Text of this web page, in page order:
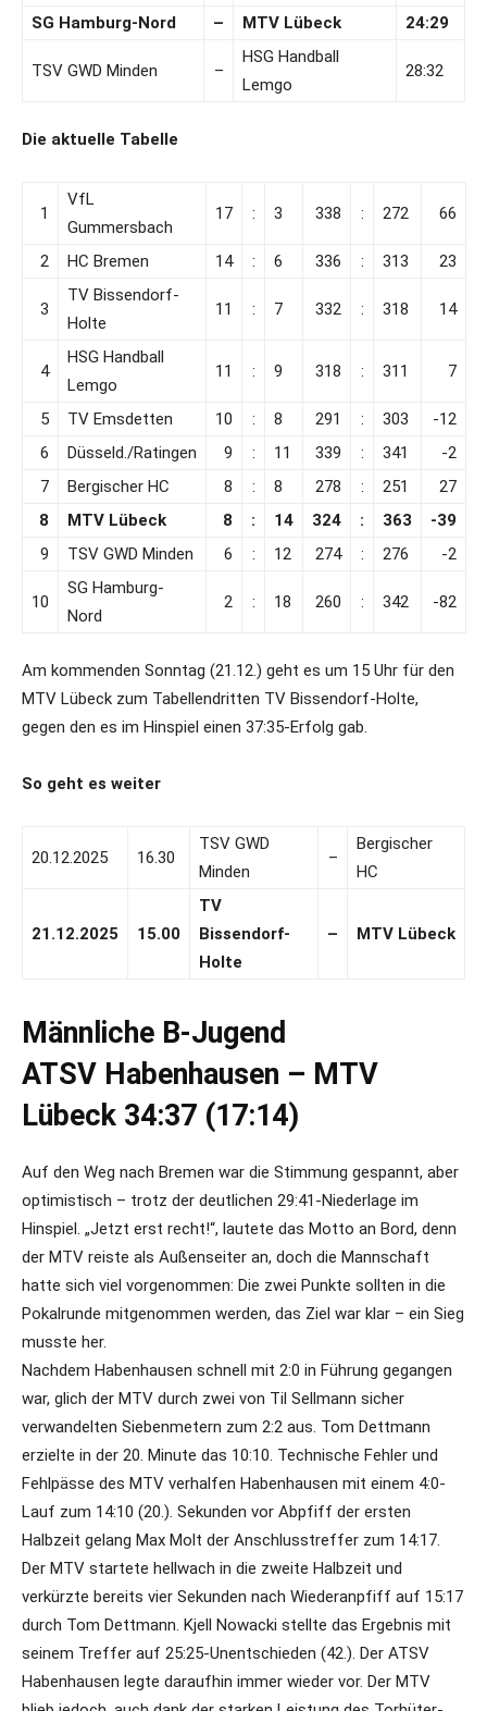
SG Hamburg-Nord
– MTV Lübeck 24:29
TSV GWD Minden –
HSG Handball
Lemgo
28:32
Die aktuelle Tabelle
1
VfL
Gummersbach
17 : 3 338 : 272 66
2 HC Bremen 14 : 6 336 : 313 23
3
TV Bissendorf-
Holte
11 : 7 332 : 318 14
4
HSG Handball
Lemgo
11 : 9 318 : 311 7
5 TV Emsdetten 10 : 8 291 : 303
-12
6
Düsseld./Ratingen 9 : 11 339 : 341
-2
7
Bergischer HC 8 : 8 278 : 251
27
8
MTV Lübeck 8 : 14 324 : 363
-39
9
TSV GWD Minden 6 : 12 274 : 276 -2
10
SG Hamburg-
Nord
2 : 18 260 : 342 -82
Am kommenden Sonntag (21.12.) geht es um 15 Uhr für den
MTV Lübeck zum Tabellendritten TV Bissendorf-Holte,
gegen den es im Hinspiel einen 37:35-Erfolg gab.
So geht es weiter
20.12.2025 16.30
TSV GWD
Minden
–
Bergischer
HC
21.12.2025 15.00
TV
Bissendorf-
Holte
– MTV Lübeck
Männliche B-Jugend
ATSV Habenhausen – MTV
Lübeck 34:37 (17:14)
Auf den Weg nach Bremen war die Stimmung gespannt, aber
optimistisch – trotz der deutlichen 29:41-Niederlage im
Hinspiel. „Jetzt erst recht!“, lautete das Motto an Bord, denn
der MTV reiste als Außenseiter an, doch die Mannschaft
hatte sich viel vorgenommen: Die zwei Punkte sollten in die
Pokalrunde mitgenommen werden, das Ziel war klar – ein Sieg
musste her.
Nachdem Habenhausen schnell mit 2:0 in Führung gegangen
war, glich der MTV durch zwei von Til Sellmann sicher
verwandelten Siebenmetern zum 2:2 aus. Tom Dettmann
erzielte in der 20. Minute das 10:10. Technische Fehler und
Fehlpässe des MTV verhalfen Habenhausen mit einem 4:0-
Lauf zum 14:10 (20.). Sekunden vor Abpfiff der ersten
Halbzeit gelang Max Molt der Anschlusstreffer zum 14:17.
Der MTV startete hellwach in die zweite Halbzeit und
verkürzte bereits vier Sekunden nach Wiederanpfiff auf 15:17
durch Tom Dettmann. Kjell Nowacki stellte das Ergebnis mit
seinem Treffer auf 25:25-Unentschieden (42.). Der ATSV
Habenhausen legte daraufhin immer wieder vor. Der MTV